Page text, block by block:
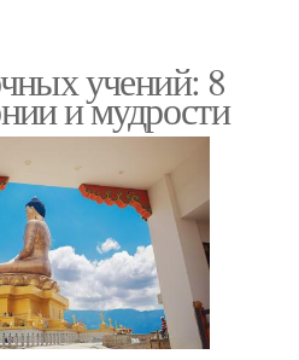
учений: 8
и мудрости